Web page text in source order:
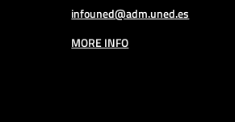
infouned@adm.uned.es
MORE INFO